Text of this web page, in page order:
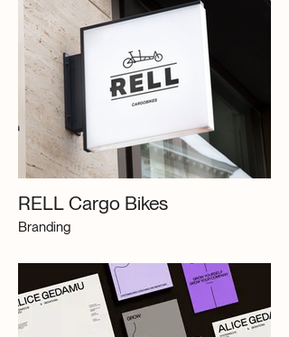
RELL Cargo Bikes
Branding